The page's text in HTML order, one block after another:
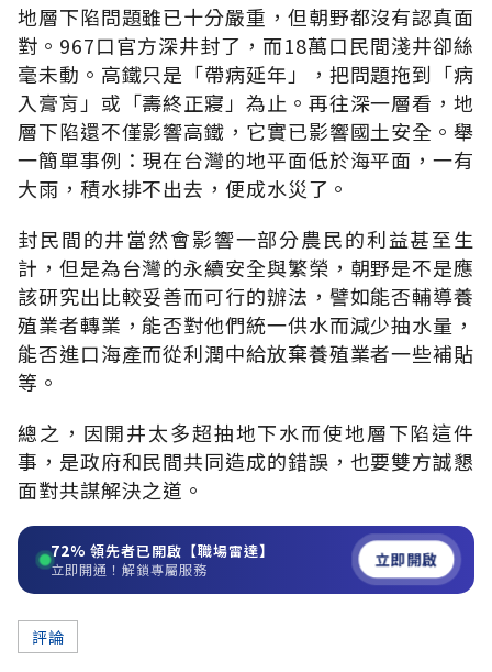
地層下陷問題雖已十分嚴重，但朝野都沒有認真面
對。967口官方深井封了，而18萬口民間淺井卻絲
毫未動。高鐵只是「帶病延年」，把問題拖到「病
入膏肓」或「壽終正寢」為止。再往深一層看，地
層下陷還不僅影響高鐵，它實已影響國土安全。舉
一簡單事例：現在台灣的地平面低於海平面，一有
大雨，積水排不出去，便成水災了。
封民間的井當然會影響一部分農民的利益甚至生
計，但是為台灣的永續安全與繁榮，朝野是不是應
該研究出比較妥善而可行的辦法，譬如能否輔導養
殖業者轉業，能否對他們統一供水而減少抽水量，
能否進口海產而從利潤中給放棄養殖業者一些補貼
等。
總之，因開井太多超抽地下水而使地層下陷這件
事，是政府和民間共同造成的錯誤，也要雙方誠懇
面對共謀解決之道。
72% 領先者已開啟【職場雷達】
立即開通！解鎖專屬服務 立即開啟
評論